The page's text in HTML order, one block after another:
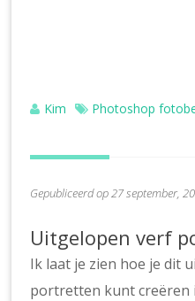
Kim Photoshop
Gepubliceerd op 27 september,
Uitgelopen verf
Ik laat je zien hoe je dit
portretten kunt creëren